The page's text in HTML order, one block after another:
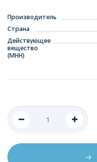
Производитель
Страна
Действующее
вещество
(МНН)